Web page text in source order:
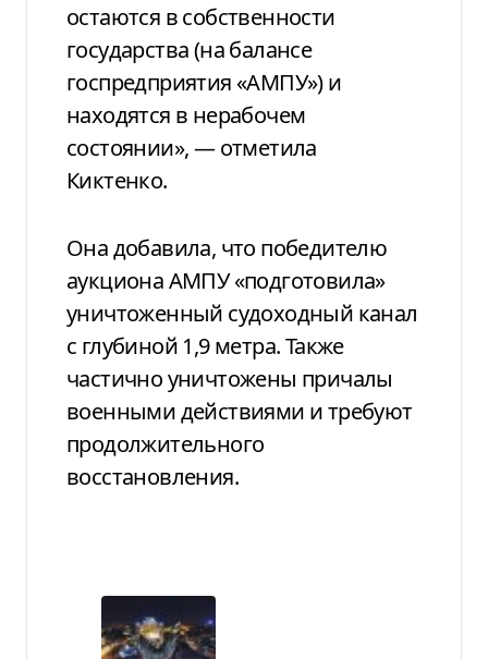
остаются в собственности
государства (на балансе
госпредприятия «АМПУ») и
находятся в нерабочем
состоянии», — отметила
Киктенко.
Она добавила, что победителю
аукциона АМПУ «подготовила»
уничтоженный судоходный канал
с глубиной 1,9 метра. Также
частично уничтожены причалы
военными действиями и требуют
продолжительного
восстановления.